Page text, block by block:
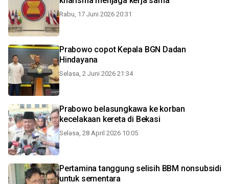
Rabu, 17 Juni 2026 20:31
Prabowo copot Kepala BGN Dadan
Hindayana
Selasa, 2 Juni 2026 21:34
Prabowo belasungkawa ke korban
kecelakaan kereta di Bekasi
Selasa, 28 April 2026 10:05
Pertamina tanggung selisih BBM nonsubsidi
untuk sementara